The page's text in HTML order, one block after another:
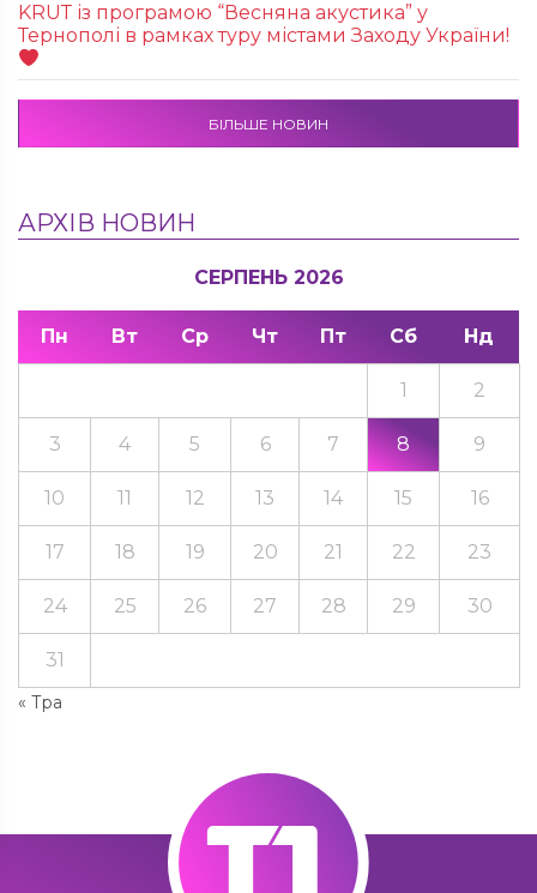
KRUТ із програмою “Весняна акустика” у
Тернополі в рамках туру містами Заходу України!
БІЛЬШЕ НОВИН
АРХІВ НОВИН
СЕРПЕНЬ 2026
Пн Вт Ср Чт Пт Сб Нд
« Тра
1 2
3 4 5 6 7 8 9
10 11 12 13 14 15 16
17 18 19 20 21 22 23
24 25 26 27 28 29 30
31